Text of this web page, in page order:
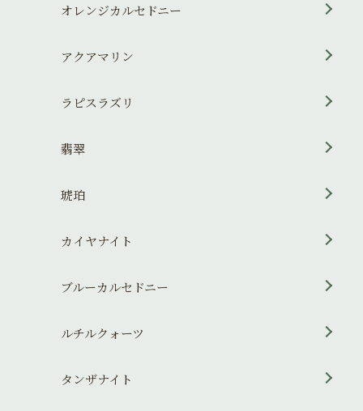
オレンジカルセドニー
アクアマリン
ラピスラズリ
翡翠
琥珀
カイヤナイト
ブルーカルセドニー
ルチルクォーツ
タンザナイト